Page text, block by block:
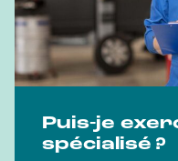
Puis-je
spécialisé ?